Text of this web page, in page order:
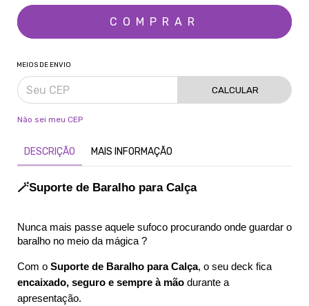
MEIOS DE ENVIO
CALCULAR
Não sei meu CEP
DESCRIÇÃO MAIS INFORMAÇÃO
🪄Suporte de Baralho para Calça
Nunca mais passe aquele sufoco procurando onde guardar o
baralho no meio da mágica ?
Com o Suporte de Baralho para Calça
encaixado, seguro e sempre à mão durante a
apresentação.